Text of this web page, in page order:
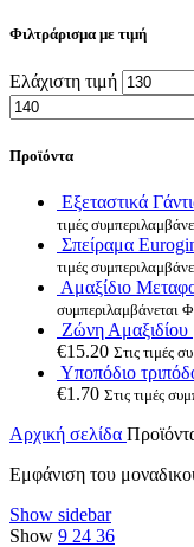
Φιλτράρισμα με τιμή
Ελάχιστη τιμή
Προϊόντα
Εξεταστικά
τιμές
Σπείραμα
τιμές
Αμαξίδιο
συμπεριλαμβάνεται
Ζώνη
€15.20 Στις τιμές
Υποπόδιο
€1.70 Στις τιμές
Αρχική σελίδα
Εμφάνιση του
Show sidebar
Show 9 24 36